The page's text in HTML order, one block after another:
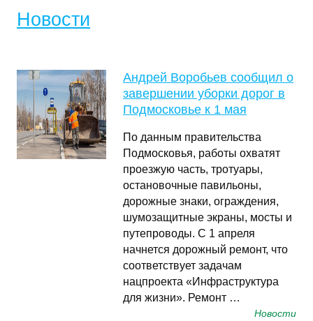
Новости
Андрей Воробьев сообщил о
завершении уборки дорог в
Подмосковье к 1 мая
По данным правительства
Подмосковья, работы охватят
проезжую часть, тротуары,
остановочные павильоны,
дорожные знаки, ограждения,
шумозащитные экраны, мосты и
путепроводы. С 1 апреля
начнется дорожный ремонт, что
соответствует задачам
нацпроекта «Инфраструктура
для жизни». Ремонт …
Новости